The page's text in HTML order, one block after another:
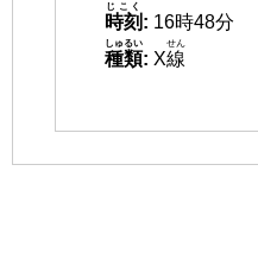
時刻
じこく
: 16時48分
種類
しゅるい
: X線
せん